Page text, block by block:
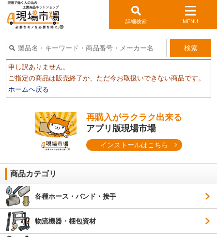
詳細検索 MENU
検索
申し訳ありません。
ご指定の商品は販売終了か、ただ今お取扱いできない商品です。
ホームへ戻る
再購入がラクラク出来る
アプリ版現場市場
インストールはこちら
商品カテゴリ
各種ホース・バンド・接手
物流機器・梱包資材